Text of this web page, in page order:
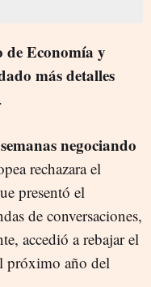
de Economía y
más detalles
negociando
rechazara el
presentó el
de conversaciones,
accedió a rebajar el
próximo año del